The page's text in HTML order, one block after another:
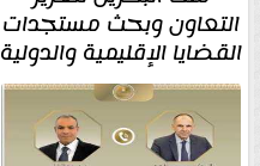
التعاون وبحث مستجدات
القضايا الإقليمية والدولية